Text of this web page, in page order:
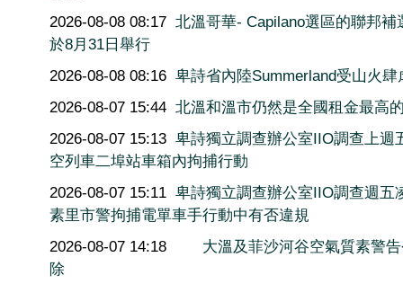
2026-08-08 08:17 北溫哥華- Capilano選區的聯邦補
於8月31日舉行
2026-08-08 08:16 卑詩省內陸Summerland受山火肆
2026-08-07 15:44 北溫和溫市仍然是全國租金最高
2026-08-07 15:13 卑詩獨立調查辦公室IIO調查上週
空列車二埠站車箱內拘捕行動
2026-08-07 15:11 卑詩獨立調查辦公室IIO調查週五
素里市警拘捕電單車手行動中有否違規
2026-08-07 14:18
大溫及菲沙河谷空氣質素警
除